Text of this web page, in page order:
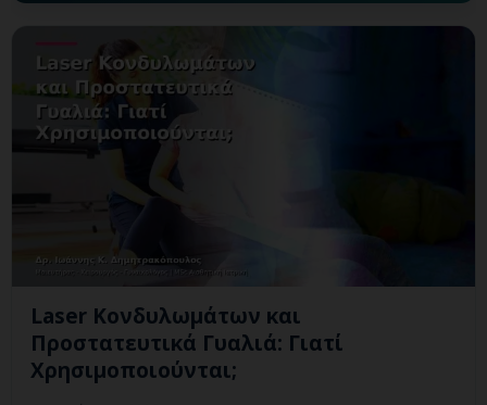
Laser Κονδυλωμάτων και
Προστατευτικά Γυαλιά: Γιατί
Χρησιμοποιούνται;